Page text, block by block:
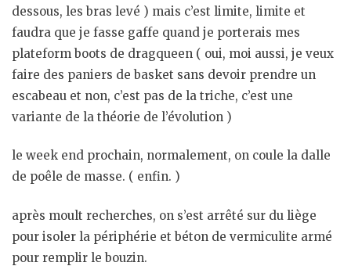
dessous, les bras levé ) mais c’est limite, limite et
faudra que je fasse gaffe quand je porterais mes
plateform boots de dragqueen ( oui, moi aussi, je veux
faire des paniers de basket sans devoir prendre un
escabeau et non, c’est pas de la triche, c’est une
variante de la théorie de l’évolution )
le week end prochain, normalement, on coule la dalle
de poêle de masse. ( enfin. )
après moult recherches, on s’est arrêté sur du liège
pour isoler la périphérie et béton de vermiculite armé
pour remplir le bouzin.